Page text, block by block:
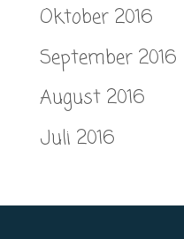
Oktober 2016
September 2016
August 2016
Juli 2016